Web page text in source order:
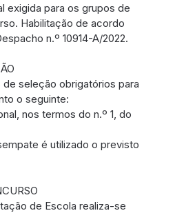
exigida para os grupos de
Habilitação de acordo
n.º 10914-A/2022.
seleção obrigatórios para
o seguinte:
nos termos do n.º 1, do
é utilizado o previsto
de Escola realiza-se